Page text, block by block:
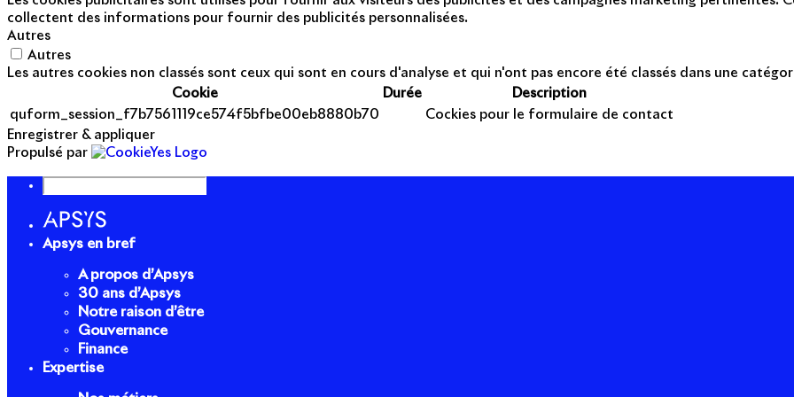
collectent des informations pour fournir des publicités personnalisées.
Autres
Autres
Les autres cookies non classés sont ceux qui sont en cours d'analyse et qui n'ont pas encore été classés dans une
Cookie
Durée
Description
quform_session_f7b7561119ce574f5bfbe00eb8880b70
Cockies pour le formulaire de contact
Enregistrer & appliquer
Propulsé par
Apsys en bref
A propos d’Apsys
30 ans d’Apsys
Notre raison d’être
Gouvernance
Finance
Expertise